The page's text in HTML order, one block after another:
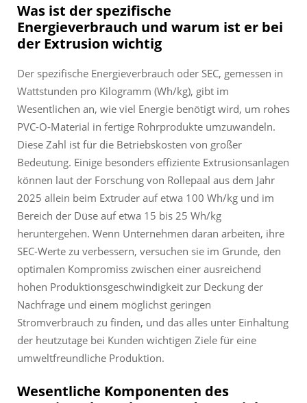
Was ist der spezifische
Energieverbrauch und warum ist er bei
der Extrusion wichtig
Der spezifische Energieverbrauch oder SEC, gemessen in
Wattstunden pro Kilogramm (Wh/kg), gibt im
Wesentlichen an, wie viel Energie benötigt wird, um rohes
PVC-O-Material in fertige Rohrprodukte umzuwandeln.
Diese Zahl ist für die Betriebskosten von großer
Bedeutung. Einige besonders effiziente Extrusionsanlagen
können laut der Forschung von Rollepaal aus dem Jahr
2025 allein beim Extruder auf etwa 100 Wh/kg und im
Bereich der Düse auf etwa 15 bis 25 Wh/kg
heruntergehen. Wenn Unternehmen daran arbeiten, ihre
SEC-Werte zu verbessern, versuchen sie im Grunde, den
optimalen Kompromiss zwischen einer ausreichend
hohen Produktionsgeschwindigkeit zur Deckung der
Nachfrage und einem möglichst geringen
Stromverbrauch zu finden, und das alles unter Einhaltung
der heutzutage bei Kunden wichtigen Ziele für eine
umweltfreundliche Produktion.
Wesentliche Komponenten des